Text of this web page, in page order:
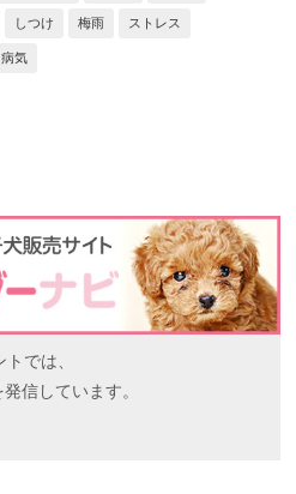
しつけ 梅雨 ストレス
病気
では、
信しています。